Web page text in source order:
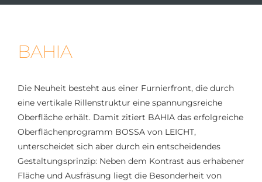
BAHIA
Die Neuheit besteht aus einer Furnierfront, die durch
eine vertikale Rillenstruktur eine spannungsreiche
Oberfläche erhält. Damit zitiert BAHIA das erfolgreiche
Oberflächenprogramm BOSSA von LEICHT,
unterscheidet sich aber durch ein entscheidendes
Gestaltungsprinzip: Neben dem Kontrast aus erhabener
Fläche und Ausfräsung liegt die Besonderheit von